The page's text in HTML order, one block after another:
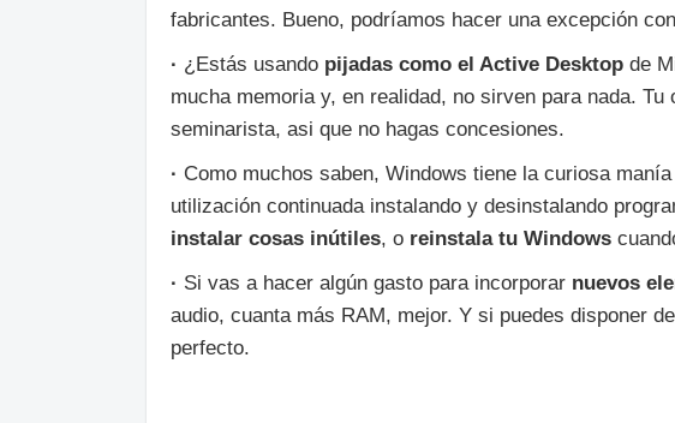
fabricantes. Bueno, podríamos hacer una excepción
· ¿Estás usando pijadas como el Active Desktop de
mucha memoria y, en realidad, no sirven para nada.
seminarista, asi que no hagas concesiones.
· Como muchos saben, Windows tiene la curiosa
utilización continuada instalando y desinstalando
instalar cosas inútiles, o reinstala tu Windows
· Si vas a hacer algún gasto para incorporar nuevos
audio, cuanta más RAM, mejor. Y si puedes disponer
perfecto.